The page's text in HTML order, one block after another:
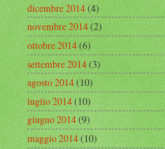
dicembre 2014(4)
novembre 2014(2)
ottobre 2014(6)
settembre 2014(3)
agosto 2014(10)
luglio 2014(10)
giugno 2014(9)
maggio 2014(10)